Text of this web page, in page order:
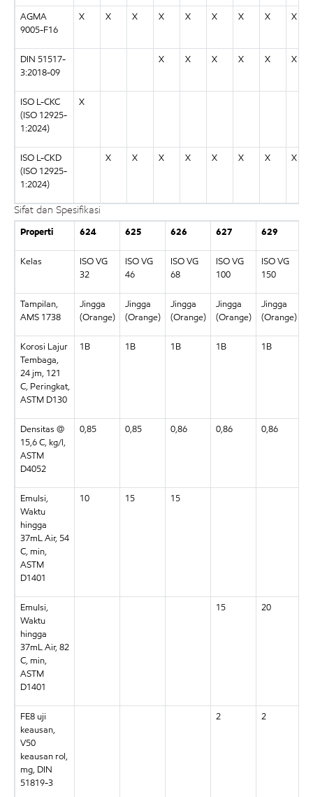
AGMA
9005-F16
X X X X X X X X X
DIN 51517-
3:2018-09
X X X X X X
ISO L-CKC
(ISO 12925-
1:2024)
X
ISO L-CKD
(ISO 12925-
1:2024)
X X X X X X X X
Sifat dan Spesifikasi
Properti 624 625 626 627 629
Kelas
ISO VG
32
ISO VG
46
ISO VG
68
ISO VG
100
ISO VG
150
Tampilan,
AMS 1738
Jingga
(Orange)
Jingga
(Orange)
Jingga
(Orange)
Jingga
(Orange)
Jingga
(Orange)
Korosi Lajur
Tembaga,
24 jm, 121
C, Peringkat,
ASTM D130
1B 1B 1B 1B 1B
Densitas @
15,6 C, kg/l,
ASTM
D4052
0,85 0,85 0,86 0,86 0,86
Emulsi,
Waktu
hingga
37mL Air, 54
C, min,
ASTM
D1401
10 15 15
Emulsi,
Waktu
hingga
37mL Air, 82
C, min,
ASTM
D1401
15 20
FE8 uji
keausan,
V50
keausan rol,
mg, DIN
51819-3
2 2